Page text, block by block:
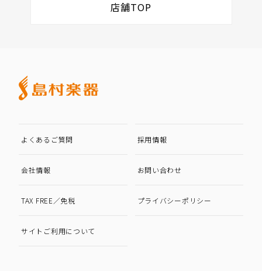
店舗TOP
よくあるご質問 採用情報
会社情報 お問い合わせ
TAX FREE／免税 プライバシーポリシー
サイトご利用について